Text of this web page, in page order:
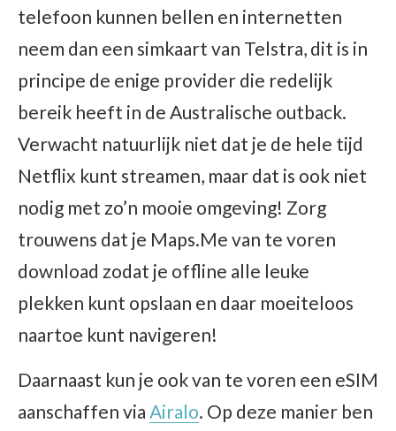
telefoon kunnen bellen en internetten
neem dan een simkaart van Telstra, dit is in
principe de enige provider die redelijk
bereik heeft in de Australische outback.
Verwacht natuurlijk niet dat je de hele tijd
Netflix kunt streamen, maar dat is ook niet
nodig met zo’n mooie omgeving! Zorg
trouwens dat je Maps.Me van te voren
download zodat je offline alle leuke
plekken kunt opslaan en daar moeiteloos
naartoe kunt navigeren!
Daarnaast kun je ook van te voren een eSIM
aanschaffen via Airalo. Op deze manier ben